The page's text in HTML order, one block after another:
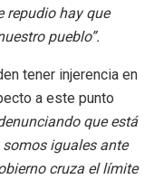
repudio hay que
pueblo”.
tener injerencia en
a este punto
que está
iguales ante
cruza el límite